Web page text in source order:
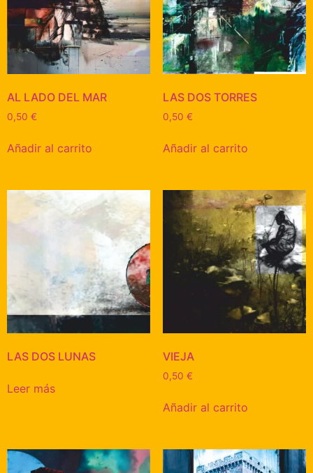
AL LADO DEL MAR
0,50 €
Añadir al carrito
LAS DOS TORRES
0,50 €
Añadir al carrito
LAS DOS LUNAS
Leer más
VIEJA
0,50 €
Añadir al carrito